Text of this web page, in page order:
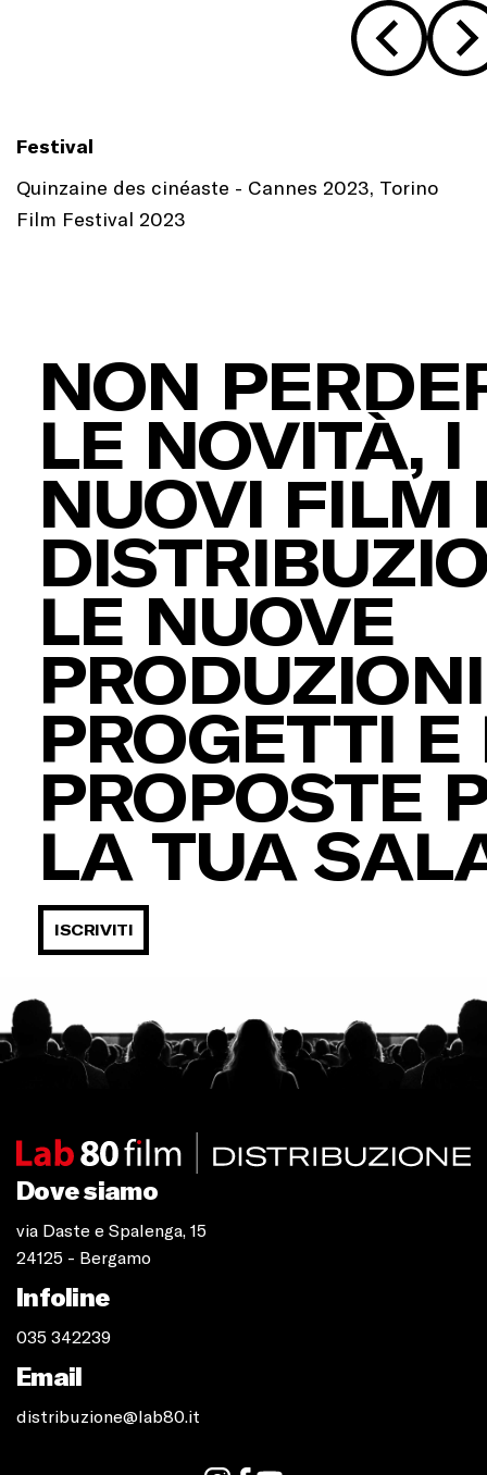
Festival
Quinzaine des cinéaste - Cannes 2023, Torino
Film Festival 2023
NON
LE NOVITÀ, I
NUOVI FILM
LE NUOVE
PROGETTI E
PROPOSTE
LA TUA
ISCRIVITI
Dove siamo
via Daste e Spalenga, 15
24125 - Bergamo
Infoline
035 342239
Email
distribuzione@lab80.it